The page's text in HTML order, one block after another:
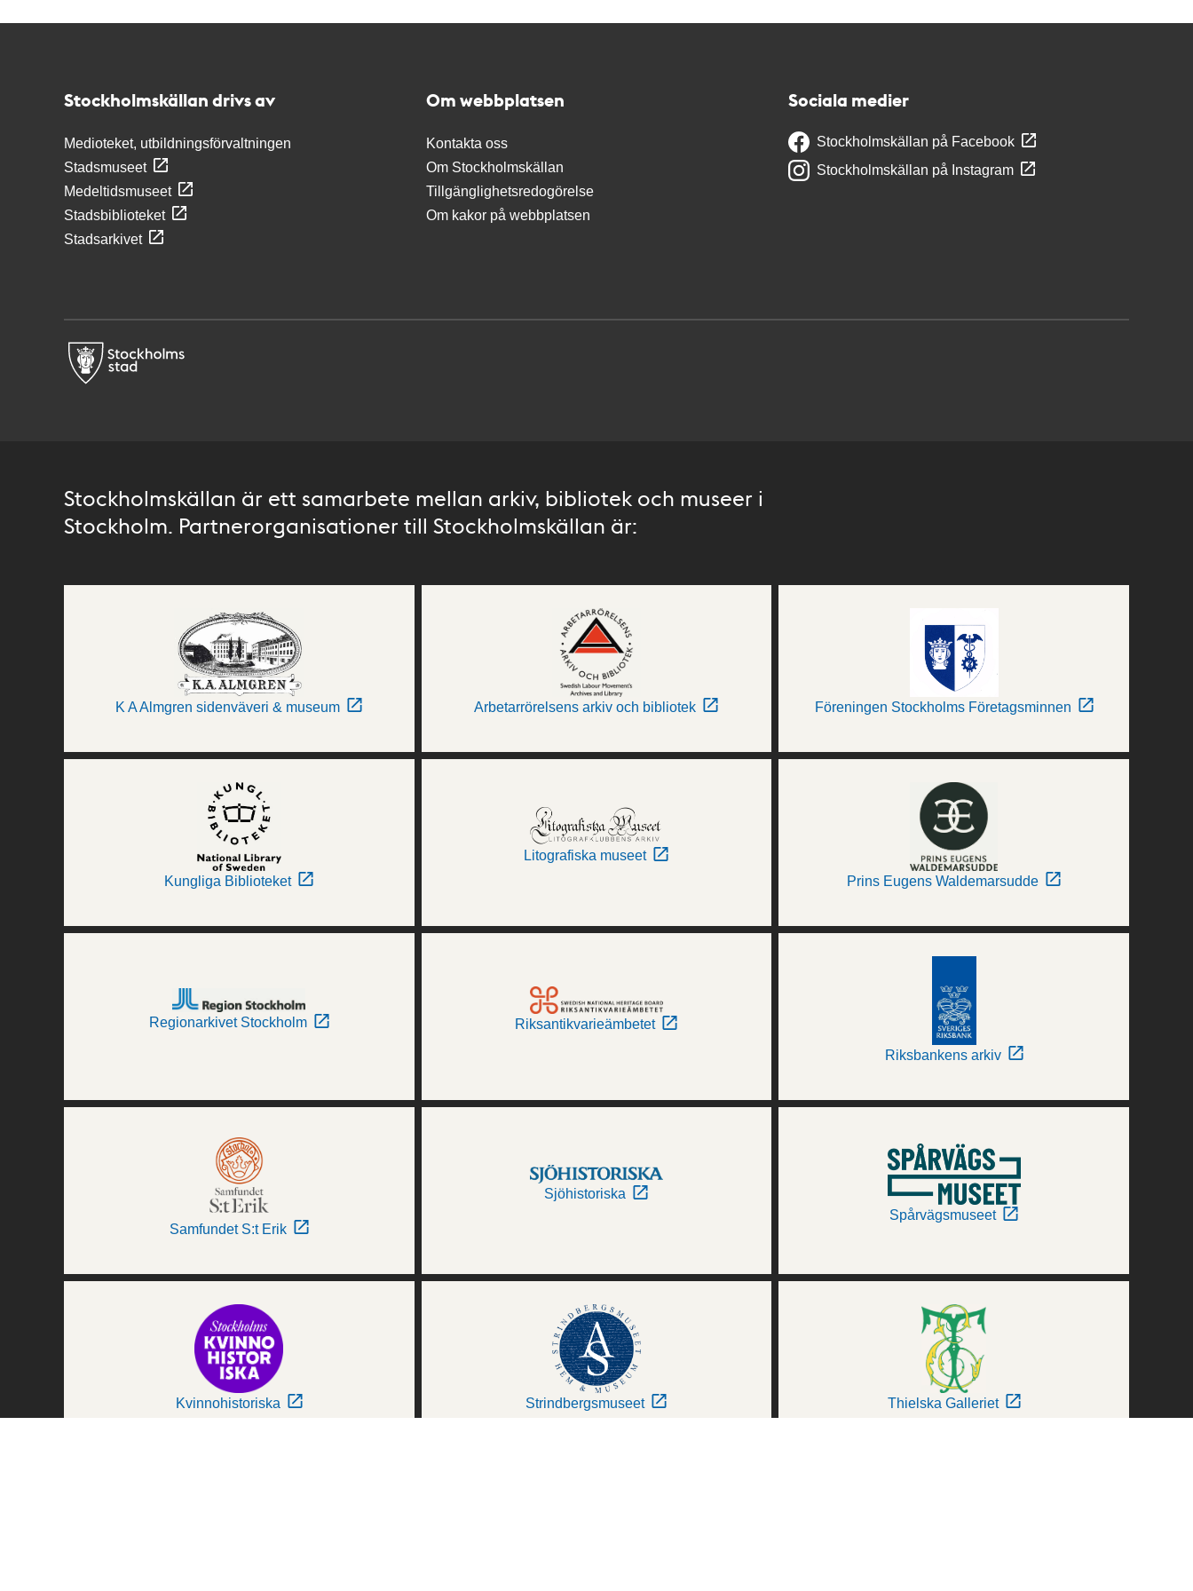
Stockholmskällan drivs av
Medioteket, utbildningsförvaltningen
Stadsmuseet
Medeltidsmuseet
Stadsbiblioteket
Stadsarkivet
Om webbplatsen
Kontakta oss
Om Stockholmskällan
Tillgänglighetsredogörelse
Om kakor på webbplatsen
Sociala medier
Stockholmskällan på Facebook
Stockholmskällan på Instagram
Stockholmskällan är ett samarbete mellan arkiv, bibliotek och museer i
Stockholm. Partnerorganisationer till Stockholmskällan är:
K A Almgren sidenväveri & museum Arbetarrörelsens arkiv och bibliotek Föreningen Stockholms Företagsminnen
Kungliga Biblioteket
Litografiska museet
Prins Eugens Waldemarsudde
Regionarkivet Stockholm Riksantikvarieämbetet
Riksbankens arkiv
Samfundet S:t Erik
Sjöhistoriska
Spårvägsmuseet
Kvinnohistoriska Strindbergsmuseet Thielska Galleriet